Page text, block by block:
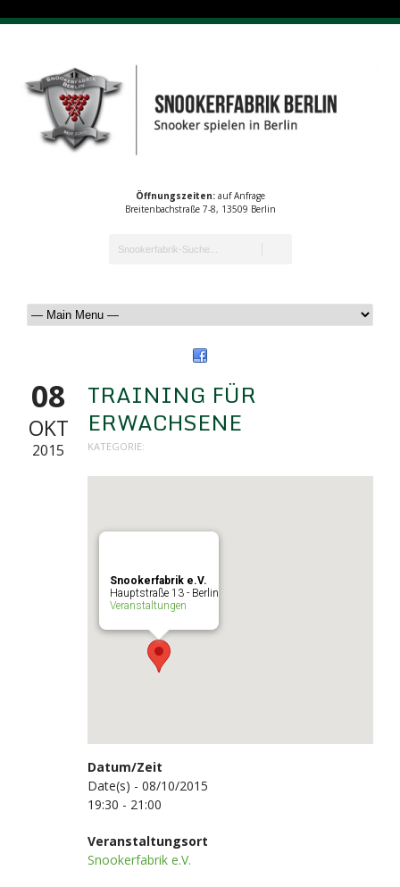
Öffnungszeiten:auf Anfrage
Breitenbachstraße 7-8, 13509 Berlin
08
OKT
2015
TRAINING FÜR
ERWACHSENE
KATEGORIE:
Snookerfabrik e.V.
Hauptstraße 13 - Berlin
Veranstaltungen
Datum/Zeit
Date(s) - 08/10/2015
19:30 - 21:00
Veranstaltungsort
Snookerfabrik e.V.